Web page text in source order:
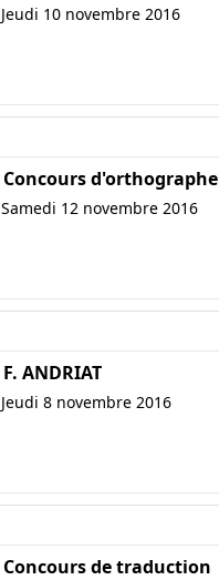
Jeudi 10 novembre 2016
Concours d'orthographe
Samedi 12 novembre 2016
F. ANDRIAT
Jeudi 8 novembre 2016
Concours de traduction